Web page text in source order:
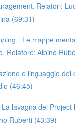
Relatori:
(69:31)
- Le mappe
Relatore: Albino
e linguaggio del
(46:45)
La lavagna del Project
Ruberti (43:39)